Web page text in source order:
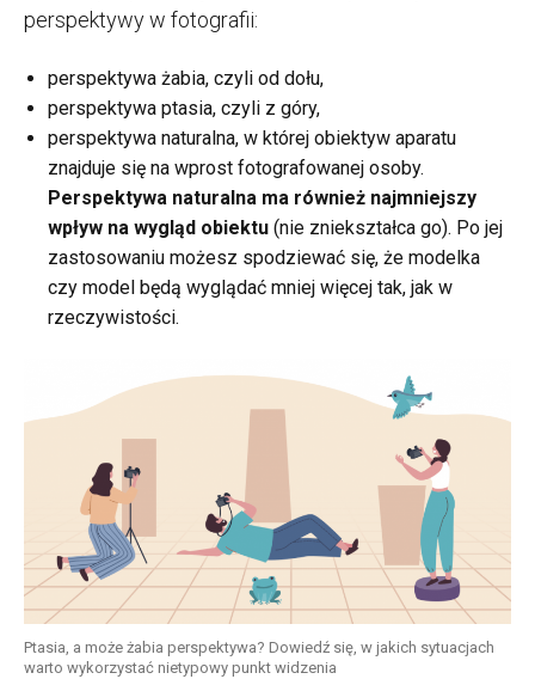
perspektywy w fotografii:
perspektywa żabia, czyli od dołu,
perspektywa ptasia, czyli z góry,
perspektywa naturalna, w której obiektyw aparatu
znajduje się na wprost fotografowanej osoby.
Perspektywa naturalna ma również najmniejszy
wpływ na wygląd obiektu (nie zniekształca go). Po jej
zastosowaniu możesz spodziewać się, że modelka
czy model będą wyglądać mniej więcej tak, jak w
rzeczywistości.
Ptasia, a może żabia perspektywa? Dowiedź się, w jakich sytuacjach
warto wykorzystać nietypowy punkt widzenia